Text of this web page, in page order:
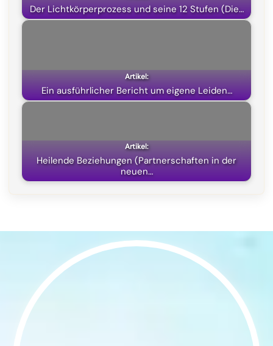
k
m
p
e
Der Lichtkörperprozess und seine 12 Stufen (Die…
Ein ausführlicher Bericht um eigene Leiden…
Heilende Beziehungen (Partnerschaften in der
neuen…